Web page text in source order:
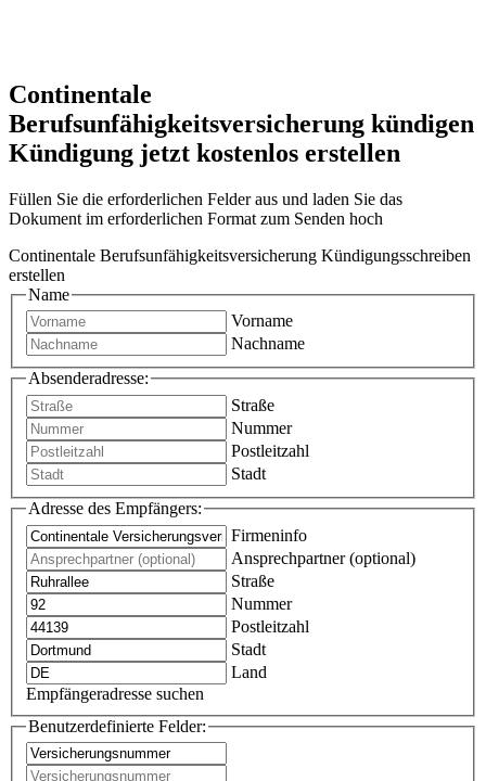
Continentale
Berufsunfähigkeitsversicherung kündigen
Kündigung jetzt kostenlos erstellen
Füllen Sie die erforderlichen Felder aus und laden Sie das
Dokument im erforderlichen Format zum Senden hoch
Continentale Berufsunfähigkeitsversicherung Kündigungsschreiben
erstellen
Name
Vorname
Nachname
Absenderadresse:
Straße
Nummer
Postleitzahl
Stadt
Adresse des Empfängers:
Firmeninfo
Ansprechpartner (optional)
Straße
Nummer
Postleitzahl
Stadt
Land
Empfängeradresse suchen
Benutzerdefinierte Felder: